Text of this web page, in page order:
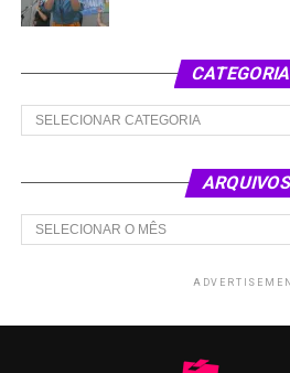
Categorias
Arquivos